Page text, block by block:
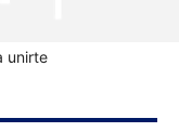
unirte